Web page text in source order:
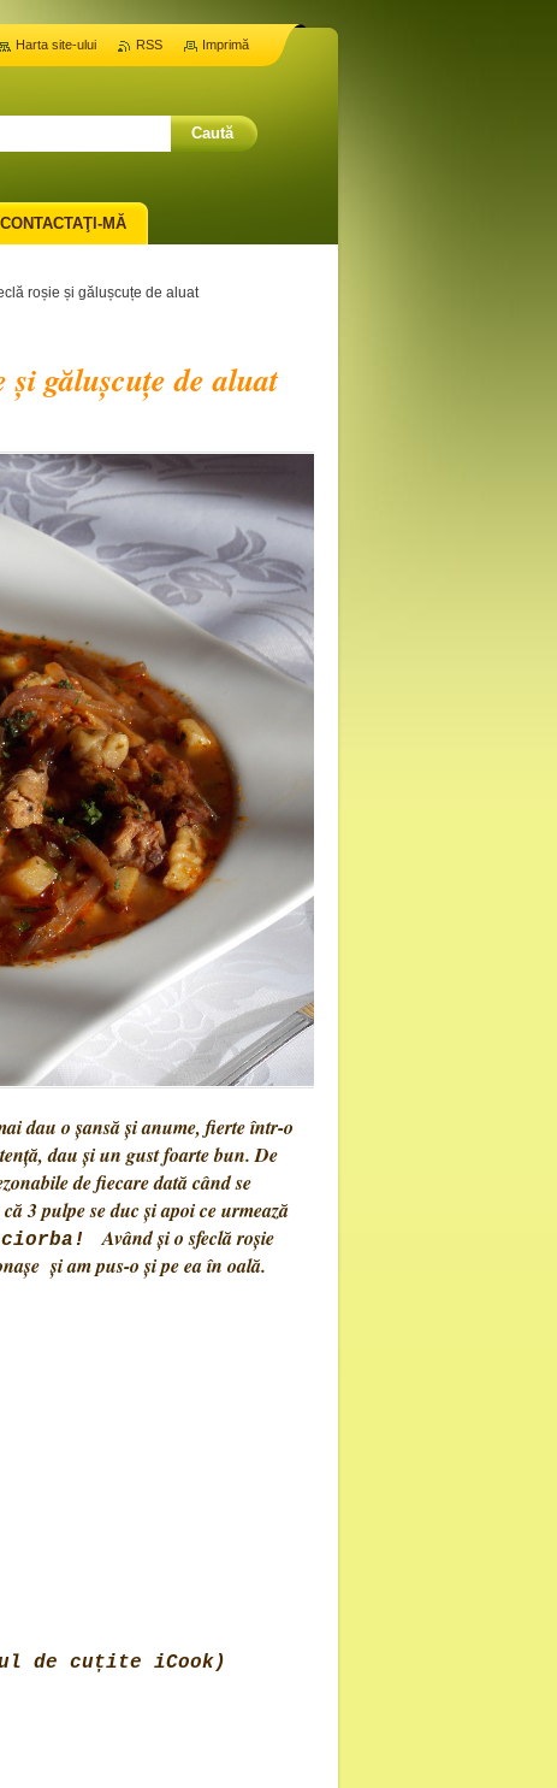
roșie și gălușcuțe de aluat
gălușcuțe de aluat
dau o șansă și anume, fierte într-o
dau și un gust foarte bun. De
de fiecare dată când se
3 pulpe se duc și apoi ce urmează
Având și o sfeclă roșie
și am pus-o și pe ea în oală.
de cuțite iCook)
CONTACTAŢI-MĂ
Harta site-ului RSS Imprimă